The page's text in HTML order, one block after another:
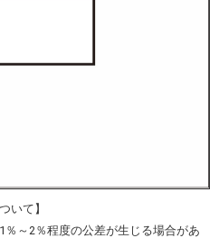
いて】
～2％程度の公差が生じる場合があ